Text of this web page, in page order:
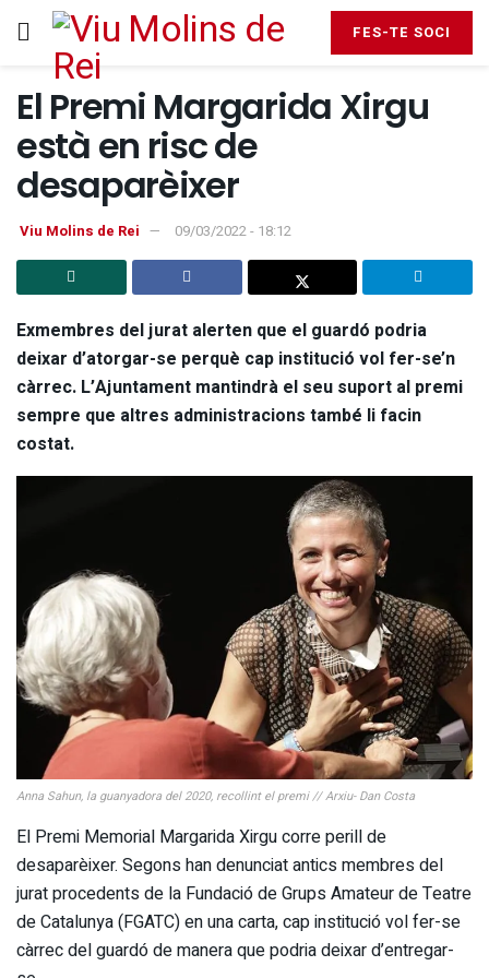
FES-TE SOCI
El Premi Margarida Xirgu
està en risc de
desaparèixer
Viu Molins de Rei 09/03/2022 - 18:12
Exmembres del jurat alerten que el guardó podria
deixar d’atorgar-se perquè cap institució vol fer-se’n
càrrec. L’Ajuntament mantindrà el seu suport al premi
sempre que altres administracions també li facin
costat.
Anna Sahun, la guanyadora del 2020, recollint el premi // Arxiu- Dan Costa
El Premi Memorial Margarida Xirgu corre perill de
desaparèixer. Segons han denunciat antics membres del
jurat procedents de la Fundació de Grups Amateur de Teatre
de Catalunya (FGATC) en una carta, cap institució vol fer-se
càrrec del guardó de manera que podria deixar d’entregar-